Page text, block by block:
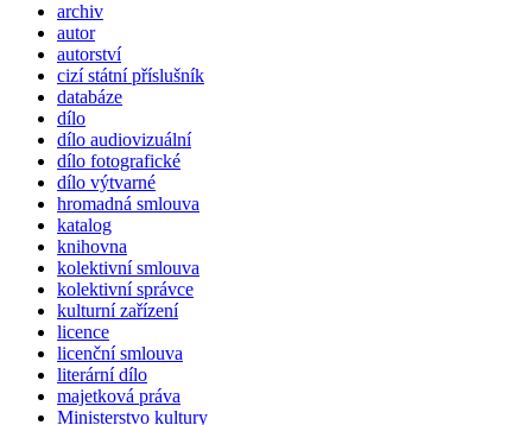
archiv
autor
autorství
cizí státní příslušník
databáze
dílo
dílo audiovizuální
dílo fotografické
dílo výtvarné
hromadná smlouva
katalog
knihovna
kolektivní smlouva
kolektivní správce
kulturní zařízení
licence
licenční smlouva
literární dílo
majetková práva
Ministerstvo kultury